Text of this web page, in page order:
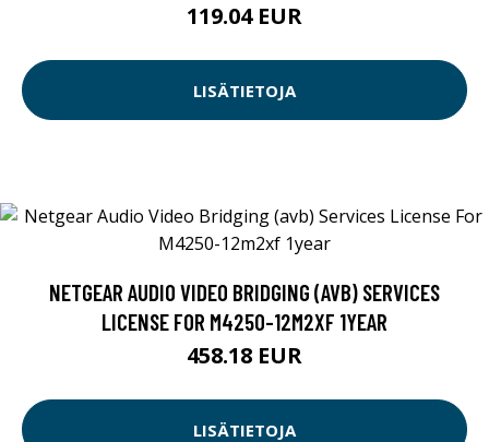
119.04 EUR
LISÄTIETOJA
NETGEAR AUDIO VIDEO BRIDGING (AVB) SERVICES
LICENSE FOR M4250-12M2XF 1YEAR
458.18 EUR
LISÄTIETOJA